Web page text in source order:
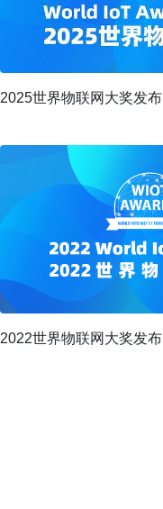
2025世界物联网大奖发布
2022世界物联网大奖发布